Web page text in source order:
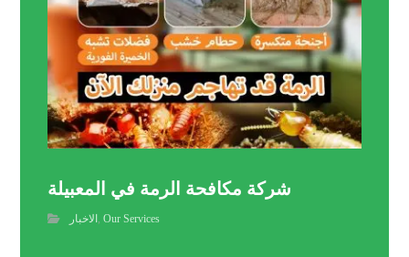
شركة مكافحة الرمة في المعبيلة
الاخبار ,Our Services